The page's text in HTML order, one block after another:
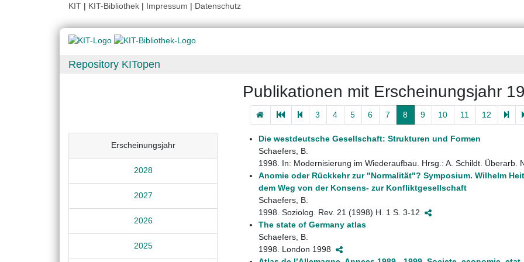
KIT | KIT-Bibliothek | Impressum | Datenschutz
Repository KITopen
Publikationen mit Erscheinungsjahr
3 4 5 6 7 8 9 10 11 12
Erscheinungsjahr
2028
2027
2026
2025
Die westdeutsche Gesellschaft: Strukturen und Formen
Schaefers, B.
1998. In: Modernisierung im Wiederaufbau. Hrsg.: A. Schildt.
Anomie oder Rückkehr zur "Normalität"? Symposium. Wilhelm
dem Weg von der Konsens- zur Konfliktgesellschaft
Schaefers, B.
1998. Soziolog. Rev. 21 (1998) H. 1 S. 3-12
The state of Germany atlas
Schaefers, B.
1998. London 1998